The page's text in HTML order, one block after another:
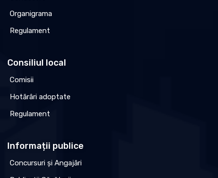
Organigrama
Regulament
Consiliul local
Comisii
Hotărâri adoptate
Regulament
Informații publice
Concursuri și Angajări